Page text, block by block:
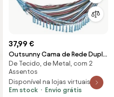
37,99 €
Outsunny Cama de Rede Dupla
Portátil de Algodão 285x150 cm
Bolsa Transporte Exterior Pátio
Resistente Carga Máxima 180
kg Multicor | Aosom Portugal
De Tecido, de Metal, com 2
Assentos
Disponível na lojas virtuais 2
Em stock
Envio grátis